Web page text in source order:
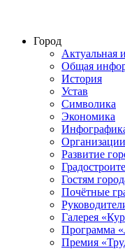
Город
Актуальная
Общая
История
Устав
Символика
Экономика
Организации
Развитие
Гостям
Почётные
Галерея
Программа
Премия